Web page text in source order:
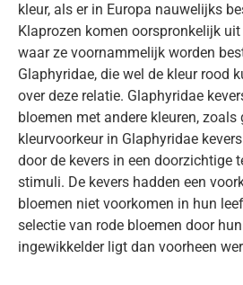
kleur, als er in Europa nauwelijks
Klaprozen komen oorspronkelijk
waar ze voornammelijk worden
Glaphyridae, die wel de kleur rood
over deze relatie. Glaphyridae
bloemen met andere kleuren,
kleurvoorkeur in Glaphyridae
door de kevers in een doorzichtige
stimuli. De kevers hadden een
bloemen niet voorkomen in hun
selectie van rode bloemen door
ingewikkelder ligt dan voorheen